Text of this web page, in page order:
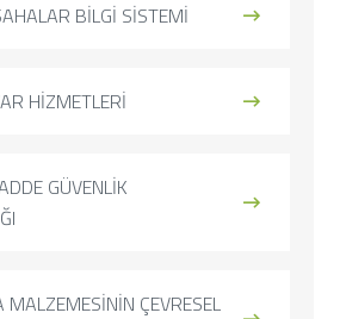
BİLGİ SİSTEMİ
HİZMETLERİ
GÜVENLİK
ÇEVRESEL